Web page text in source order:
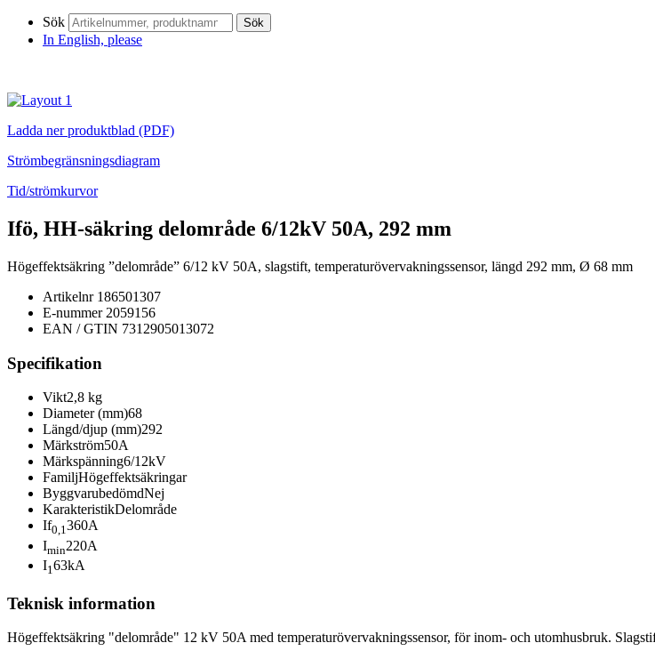
Sök Sök
In English, please
Ladda ner produktblad (PDF)
Strömbegränsningsdiagram
Tid/strömkurvor
Ifö, HH-säkring delområde 6/12kV 50A, 292 mm
Högeffektsäkring ”delområde” 6/12 kV 50A, slagstift, temperaturövervakningssensor, längd 292 mm, Ø 68 mm
Artikelnr186501307
E-nummer2059156
EAN / GTIN 7312905013072
Specifikation
Vikt2,8 kg
Diameter (mm)68
Längd/djup (mm)292
Märkström50A
Märkspänning6/12kV
FamiljHögeffektsäkringar
ByggvarubedömdNej
KarakteristikDelområde
If0,1360A
Imin220A
I1 63kA
Teknisk information
Högeffektsäkring "delområde" 12 kV 50A med temperaturövervakningssensor, för inom- och utomhusbruk.